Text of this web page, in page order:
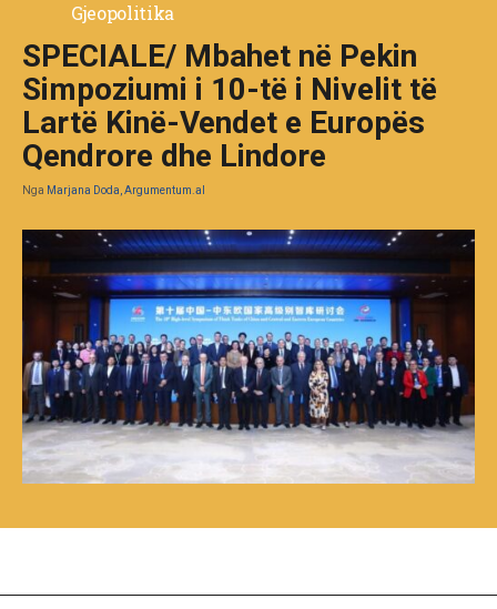
Gjeopolitika
SPECIALE/ Mbahet në Pekin
Simpoziumi i 10-të i Nivelit të
Lartë Kinë-Vendet e Europës
Qendrore dhe Lindore
Nga Marjana Doda, Argumentum.al